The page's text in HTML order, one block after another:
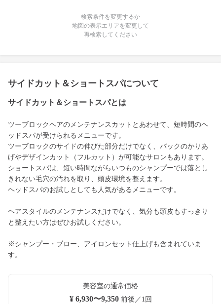
検索条件を変更するか
地図の表示エリアを変更して
再検索してください
サイドカット＆ショートスパについて
サイドカット＆ショートスパとは
ツーブロックヘアのメンテナンスカットとあわせて、短時間のヘ
ッドスパが受けられるメニューです。
ツーブロックのサイドの伸びた部分だけでなく、バックのかりあ
げやデザインカット（フルカット）が可能なサロンもあります。
ショートスパは、短い時間ながらいつものシャンプーでは落とし
きれない毛穴の汚れを取り、頭皮環境を整えます。
ヘッドスパのお試しとしても人気があるメニューです。
ヘアスタイルのメンテナンスだけでなく、気分も頭皮もすっきり
と整えたい方はぜひお試しください。
※シャンプー・ブロー、アイロンセット仕上げも含まれていま
す。
美容室の通常価格
¥ 6,930〜9,350前後／1回